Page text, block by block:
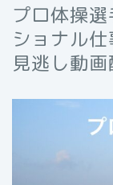
プロ体操
ショナル
見逃し動画